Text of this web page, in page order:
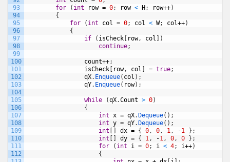
93
94
95
96
97
98
99
100
101
102
103
104
105
106
107
108
109
110
111
112
for
( int row = 0; row < H; row++)
{
for
( int col = 0; col < W; col++)
{
if
( isCheck [ row, col ] )
continue;
count++;
isCheck [ row, col ] = true;
qX. Enqueue( col ) ;
qY. Enqueue( row) ;
while (qX.Count > 0)
{
int
x = qX.Dequeue( ) ;
int y = qY.Dequeue( ) ;
int [ ] dx = { 0 , 0 , 1 , -1 } ;
int [ ] dy = { 1 , -1 , 0 , 0 } ;
for
( int i = 0; i < 4; i++)
{